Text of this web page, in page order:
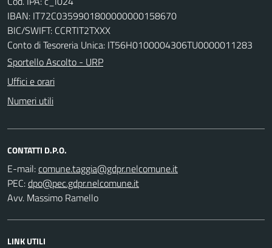
IBAN: IT72C0359901800000000158670
BIC/SWIFT: CCRTIT2TXXX
Conto di Tesoreria Unica: IT56H0100004306TU0000011283
Sportello Ascolto - URP
Uffici e orari
Numeri utili
CONTATTI D.P.O.
E-mail:
PEC:
Avv. Massimo Ramello
LINK UTILI